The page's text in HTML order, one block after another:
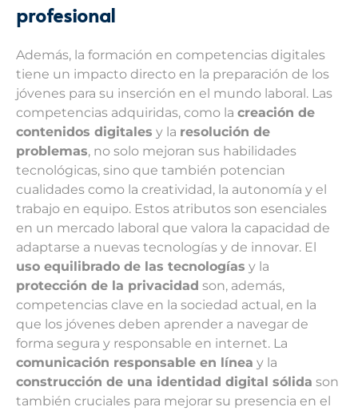
profesional
Además, la formación en competencias digitales
tiene un impacto directo en la preparación de los
jóvenes para su inserción en el mundo laboral. Las
competencias adquiridas, como la creación de
contenidos digitales y la resolución de
problemas, no solo mejoran sus habilidades
tecnológicas, sino que también potencian
cualidades como la creatividad, la autonomía y el
trabajo en equipo. Estos atributos son esenciales
en un mercado laboral que valora la capacidad de
adaptarse a nuevas tecnologías y de innovar. El
uso equilibrado de las tecnologías y la
protección de la privacidad son, además,
competencias clave en la sociedad actual, en la
que los jóvenes deben aprender a navegar de
forma segura y responsable en internet. La
comunicación responsable en línea y la
construcción de una identidad digital sólida son
también cruciales para mejorar su presencia en el